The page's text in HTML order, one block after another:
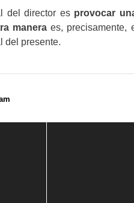
del director es provocar
maneraes, precisamente,
del presente.